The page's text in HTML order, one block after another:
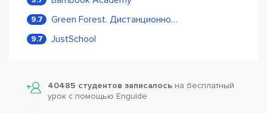
9.7 Green Forest. Дистанционное обучение
9.7 JustSchool
40485 студентов записалось на бесплатный
урок с помощью Enguide